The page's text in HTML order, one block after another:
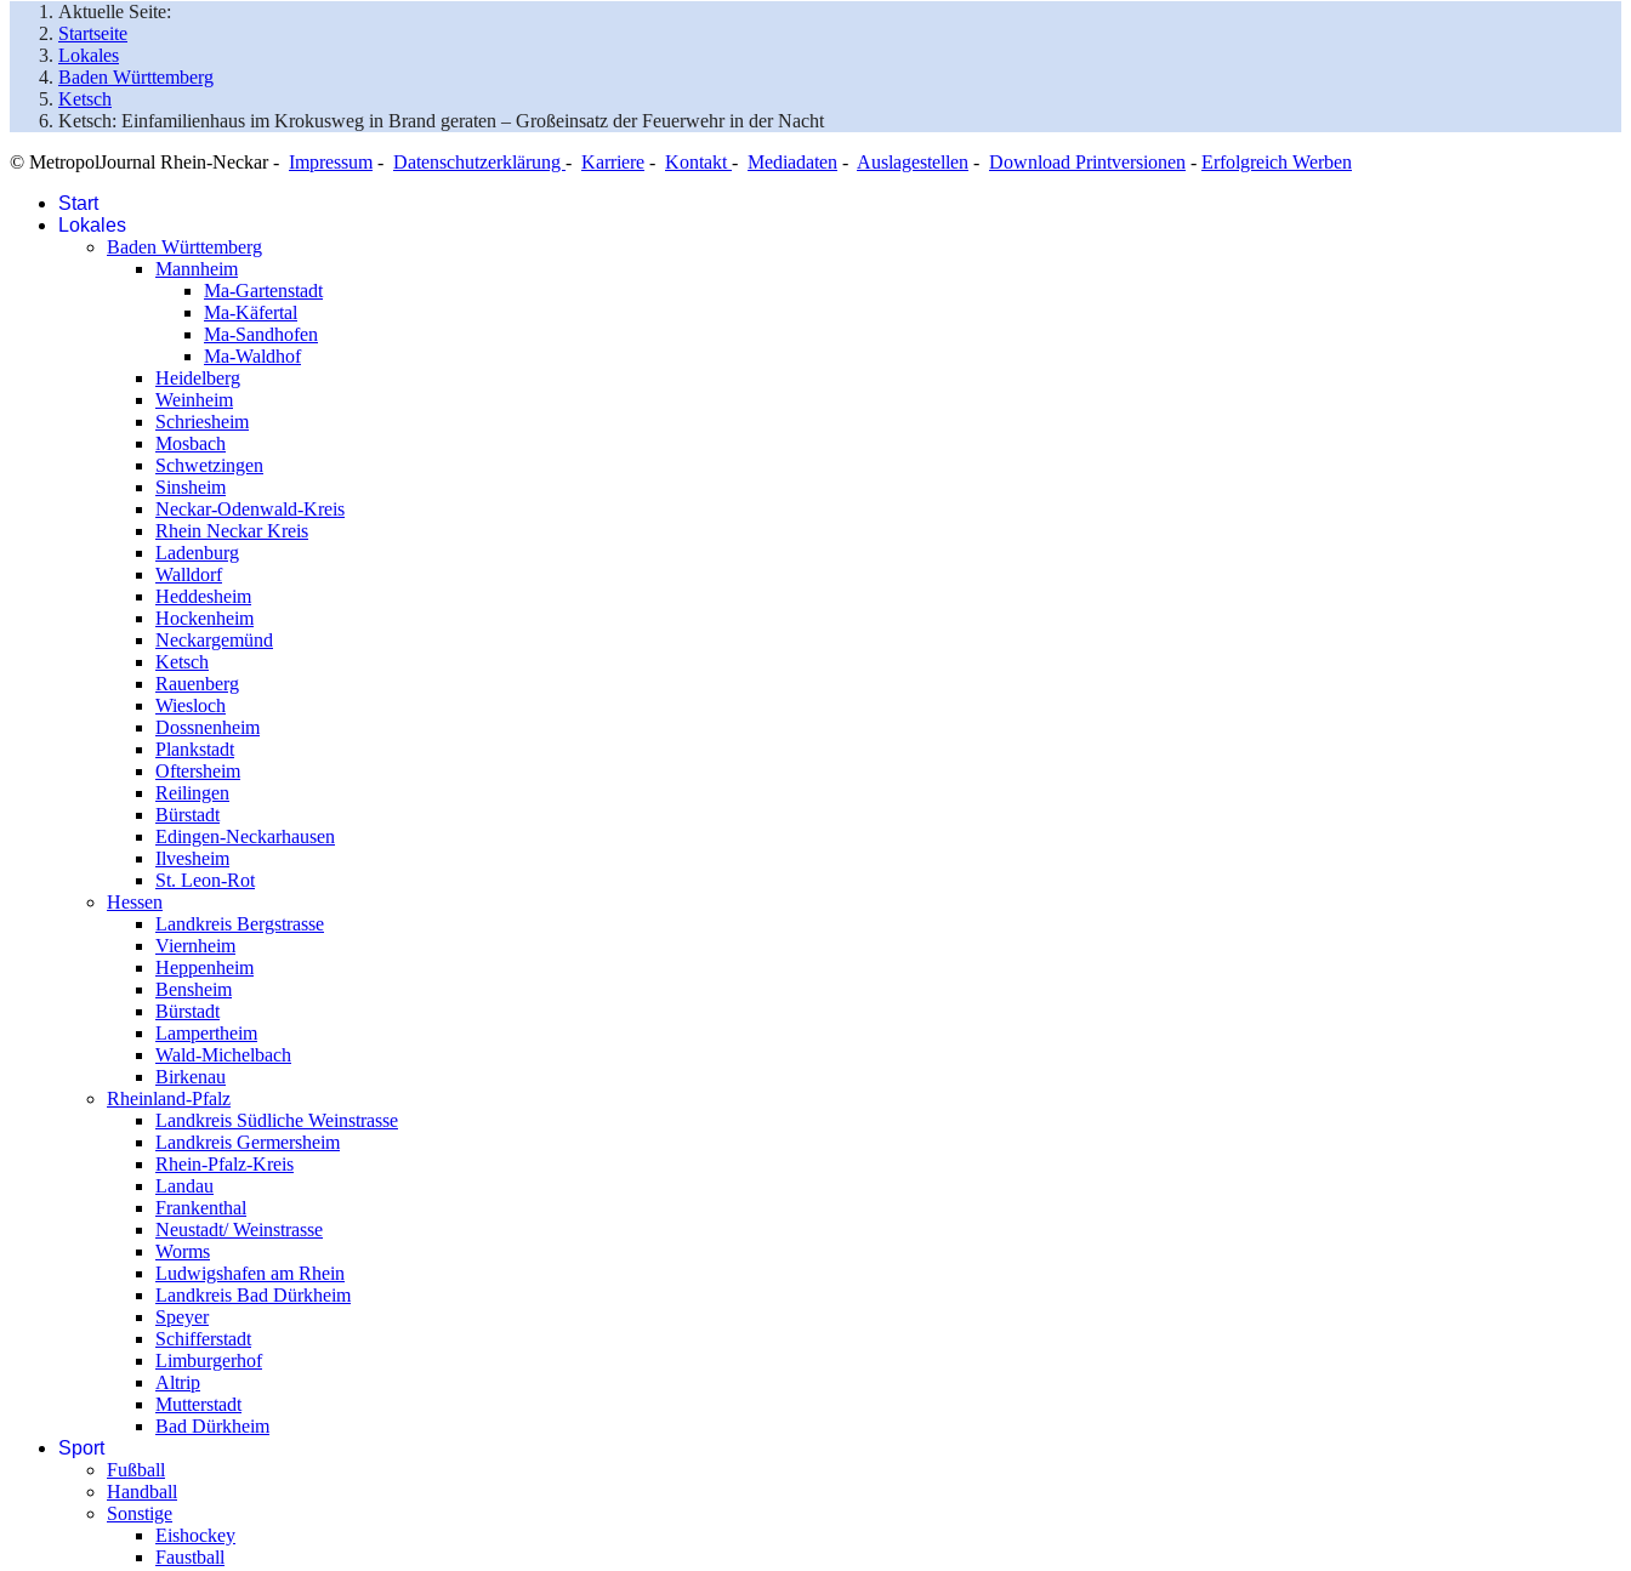
Aktuelle Seite:
Startseite
Lokales
Baden Württemberg
Ketsch
Ketsch: Einfamilienhaus im Krokusweg in Brand geraten – Großeinsatz der Feuerwehr in der Nacht
© MetropolJournal Rhein-Neckar - Impressum - Datenschutzerklärung - Karriere - Kontakt - Mediadaten - Auslagestellen - Download Printversionen - Erfolgreich Werben
Start
Lokales
Baden Württemberg
Mannheim
Ma-Gartenstadt
Ma-Käfertal
Ma-Sandhofen
Ma-Waldhof
Heidelberg
Weinheim
Schriesheim
Mosbach
Schwetzingen
Sinsheim
Neckar-Odenwald-Kreis
Rhein Neckar Kreis
Ladenburg
Walldorf
Heddesheim
Hockenheim
Neckargemünd
Ketsch
Rauenberg
Wiesloch
Dossnenheim
Plankstadt
Oftersheim
Reilingen
Bürstadt
Edingen-Neckarhausen
Ilvesheim
St. Leon-Rot
Hessen
Landkreis Bergstrasse
Viernheim
Heppenheim
Bensheim
Bürstadt
Lampertheim
Wald-Michelbach
Birkenau
Rheinland-Pfalz
Landkreis Südliche Weinstrasse
Landkreis Germersheim
Rhein-Pfalz-Kreis
Landau
Frankenthal
Neustadt/ Weinstrasse
Worms
Ludwigshafen am Rhein
Landkreis Bad Dürkheim
Speyer
Schifferstadt
Limburgerhof
Altrip
Mutterstadt
Bad Dürkheim
Sport
Fußball
Handball
Sonstige
Eishockey
Faustball